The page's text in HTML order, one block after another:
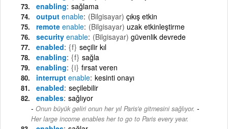
enabling sağlama
output enable (Bilgisayar) çıkış etkin
remote enable (Bilgisayar) uzak etkinleştirme
security enable (Bilgisayar) güvenlik devrede
enabled {f} seçilir kıl
enabling {f} sağla
enabling {i} fırsat veren
interrupt enable kesinti onayı
enabled seçilebilir
enables sağlıyor
Onun büyük geliri onun her yıl Paris'e gitmesini sağlıyor. -
Her large income enables her to go to Paris every year.